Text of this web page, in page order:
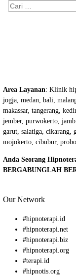
Cari
Area Layanan: Klinik
jogja, medan, bali,
makassar, tangerang,
jember, purwokerto,
garut, salatiga, cikarang,
mojokerto, cibubur,
Anda Seorang
BERGABUNGLAH
Our Network
#hipnoterapi.id
#hipnoterapi.net
#hipnoterapi.biz
#hipnoterapi.org
#terapi.id
#hipnotis.org